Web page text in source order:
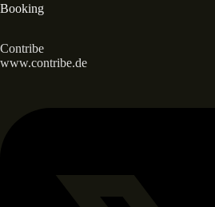
Booking
Contribe
www.contribe.de